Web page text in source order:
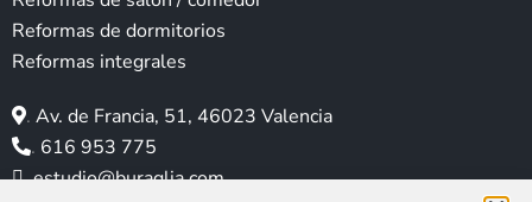
g
r
a
m
o
o
k
d
i
n
r
e
s
t
b
Reformas de dormitorios
Reformas integrales
. Av. de Francia, 51, 46023 Valencia
. 616 953 775
.estudio@buraglia.com